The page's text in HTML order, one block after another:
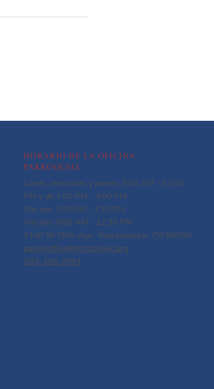
HORARIO DE LA OFICINA
PARROQUIAL
Lunes, miércoles y jueves: 9:00 AM - 12:30
PM y de 1:00 PM - 3:00 PM.
Martes: 2:00 PM - 7:30 PM
Viernes: 9:00 AM - 12:30 PM
3100 W 76th Ave., Westminster, CO 80030
parishoffice@htcatholic.org
303-428-3594